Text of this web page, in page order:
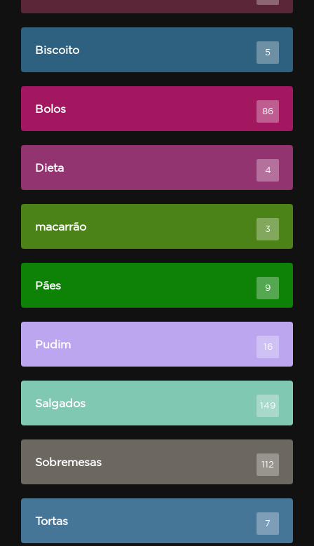
Biscoito 5
Bolos 86
Dieta 4
macarrão 3
Pães 9
Pudim 16
Salgados 149
Sobremesas 112
Tortas 7